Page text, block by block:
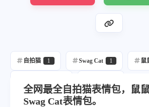
自拍猫 1 Swag Cat 1 鼠
全网最全自拍猫表情包，鼠鼠
Swag Cat表情包。